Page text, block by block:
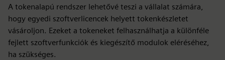
A tokenalapú rendszer lehetővé teszi a vállalat számára,
hogy egyedi szoftverlicencek helyett tokenkészletet
vásároljon. Ezeket a tokeneket felhasználhatja a különféle
fejlett szoftverfunkciók és kiegészítő modulok eléréséhez,
ha szükséges.